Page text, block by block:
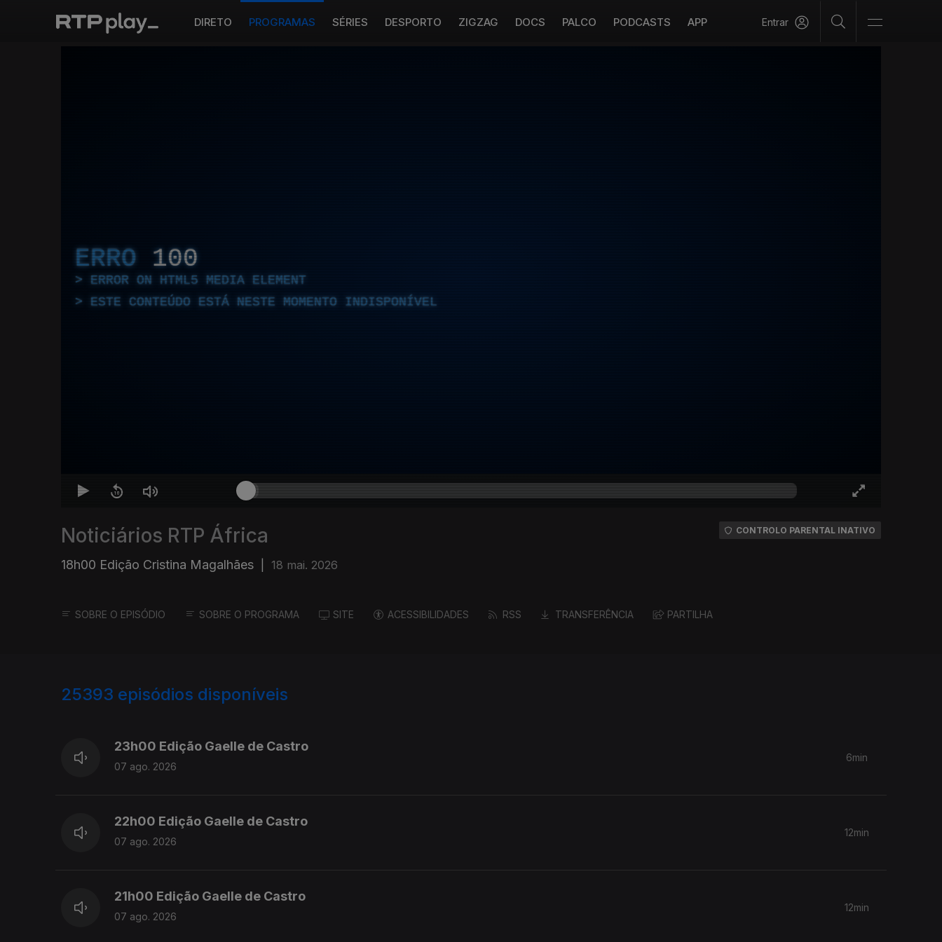
DIRETO PROGRAMAS SÉRIES DESPORTO ZIGZAG DOCS PALCO PODCASTS APP Entrar
ERRO 100
ERROR ON HTML5 MEDIA ELEMENT
ESTE CONTEÚDO ESTÁ NESTE MOMENTO INDISPONÍVEL
Noticiários RTP África
18h00 Edição Cristina Magalhães 18 mai. 2026
CONTROLO PARENTAL INATIVO
SOBRE O EPISÓDIO SOBRE O PROGRAMA SITE ACESSIBILIDADES RSS TRANSFERÊNCIA PARTILHA
25393 episódios disponíveis
23h00 Edição Gaelle de Castro
07 ago. 2026
6min
22h00 Edição Gaelle de Castro
07 ago. 2026
12min
21h00 Edição Gaelle de Castro
07 ago. 2026
12min